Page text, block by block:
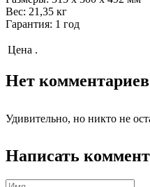
Вес: 21,35 кг
Гарантия: 1 год
Цена .
Нет комментариев
Удивительно, но никто не
Написать